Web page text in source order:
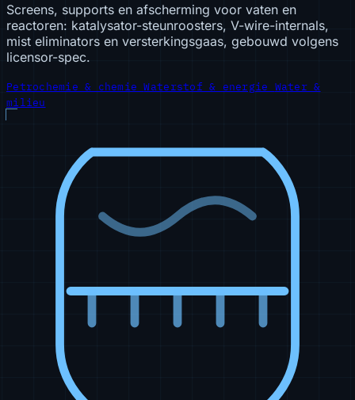
Screens, supports en afscherming voor vaten en
reactoren: katalysator-steunroosters, V-wire-internals,
mist eliminators en versterkingsgaas, gebouwd volgens
licensor-spec.
Petrochemie & chemieWaterstof & energie Water &
milieu